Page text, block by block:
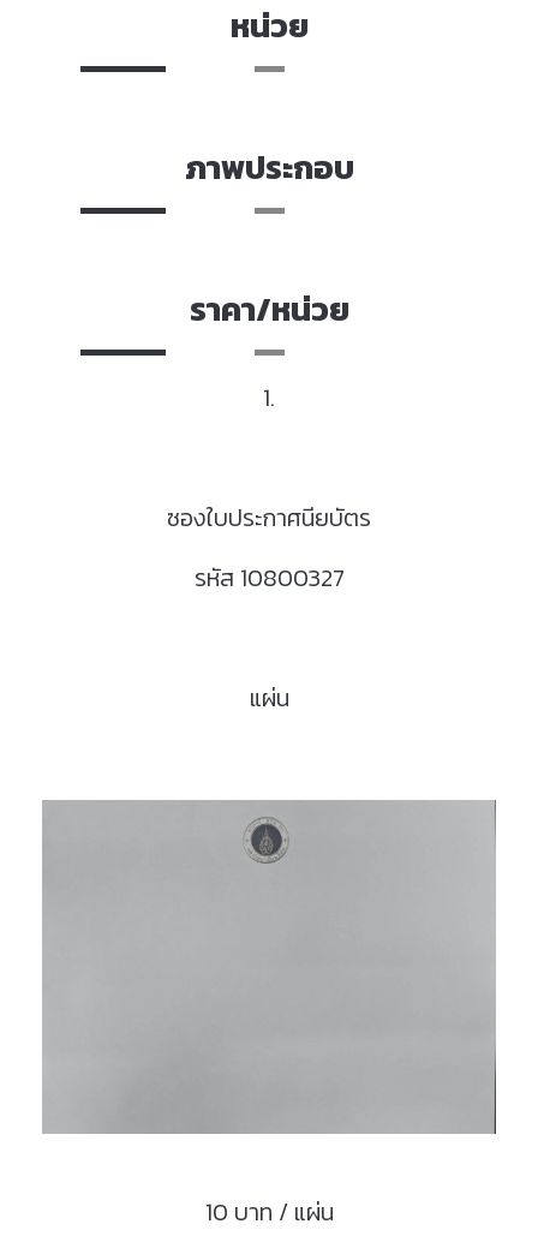
หน่วย
ภาพประกอบ
ราคา/หน่วย
1.
ซองใบประกาศนียบัตร
รหัส 10800327
แผ่น
10 บาท / แผ่น